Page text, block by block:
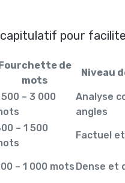
pour
Fourchette de
mots
Niveau
500 – 3 000
Analyse
angles
– 1 500
Factuel
– 1 000 mots Dense et